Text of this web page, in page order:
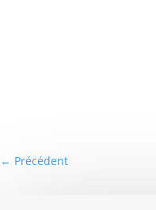
← Précédent